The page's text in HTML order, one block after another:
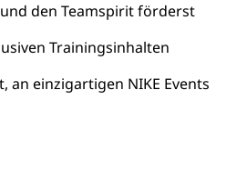
den Teamspirit förderst
Trainingsinhalten
an einzigartigen NIKE Events